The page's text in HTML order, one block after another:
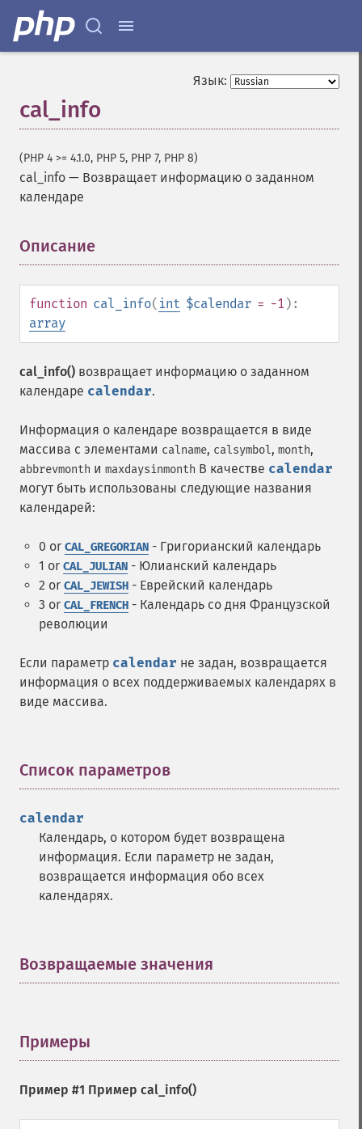
Язык:
cal_info
(PHP 4 >= 4.1.0, PHP 5, PHP 7, PHP 8)
cal_info — Возвращает информацию о заданном
календаре
Описание
function cal_info( int $calendar = -1):
array
cal_info() возвращает информацию о заданном
календаре calendar.
Информация о календаре возвращается в виде
массива с элементами calname, calsymbol, month,
abbrevmonth и maxdaysinmonth В качестве calendar
могут быть использованы следующие названия
календарей:
0 or CAL_GREGORIAN - Григорианский календарь
1 or CAL_JULIAN - Юлианский календарь
2 or CAL_JEWISH - Еврейский календарь
3 or CAL_FRENCH - Календарь со дня Французской
революции
Если параметр calendar не задан, возвращается
информация о всех поддерживаемых календарях в
виде массива.
Список параметров
calendar
Календарь, о котором будет возвращена
информация. Если параметр не задан,
возвращается информация обо всех
календарях.
Возвращаемые значения
Примеры
Пример #1 Пример cal_info()